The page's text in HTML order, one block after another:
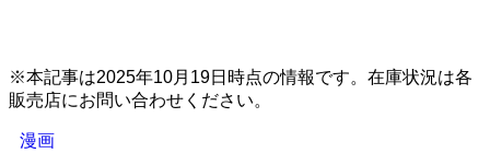
※本記事は2025年10月19日時点の情報です。在庫状況は各
販売店にお問い合わせください。
漫画